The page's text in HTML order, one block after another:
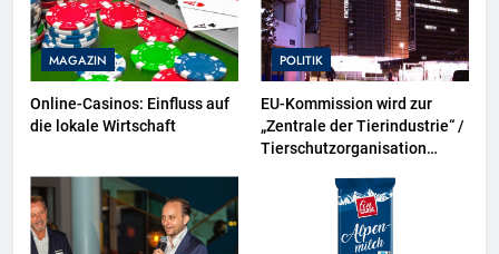
MAGAZIN
Online-Casinos: Einfluss auf
die lokale Wirtschaft
POLITIK
EU-Kommission wird zur
„Zentrale der Tierindustrie“ /
Tierschutzorganisation
Projektion in Brüssel die
Nähe der EU-Kommission zur
Tierindustrie an